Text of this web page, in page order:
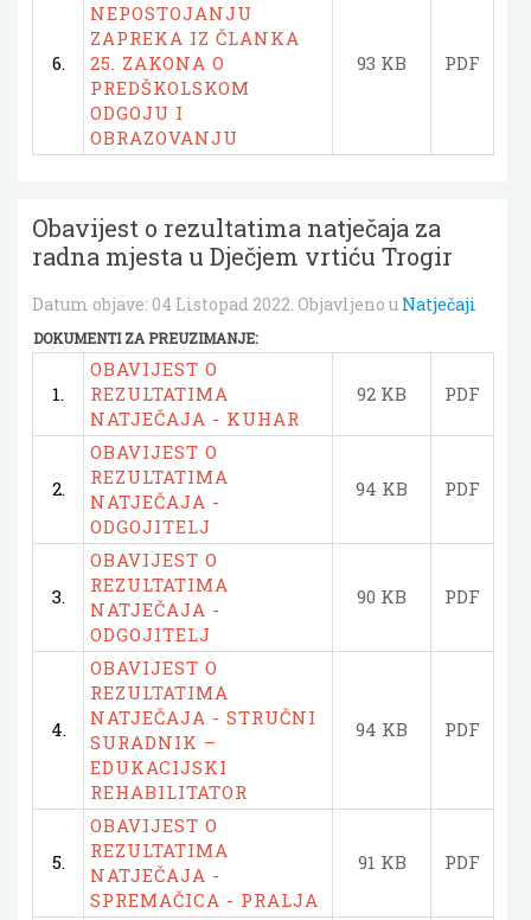
6.
NEPOSTOJANJU
ZAPREKA IZ ČLANKA
25. ZAKONA O
PREDŠKOLSKOM
ODGOJU I
OBRAZOVANJU
93 KB PDF
Obavijest o rezultatima natječaja za
radna mjesta u Dječjem vrtiću Trogir
Datum objave: 04 Listopad 2022. Objavljeno u Natječaji
DOKUMENTI ZA PREUZIMANJE:
1.
OBAVIJEST O
REZULTATIMA
NATJEČAJA - KUHAR
92 KB PDF
2.
OBAVIJEST O
REZULTATIMA
NATJEČAJA -
ODGOJITELJ
94 KB PDF
3.
OBAVIJEST O
REZULTATIMA
NATJEČAJA -
ODGOJITELJ
90 KB PDF
4.
OBAVIJEST O
REZULTATIMA
NATJEČAJA - STRUČNI
SURADNIK –
EDUKACIJSKI
REHABILITATOR
94 KB PDF
5.
OBAVIJEST O
REZULTATIMA
NATJEČAJA -
SPREMAČICA - PRALJA
91 KB PDF